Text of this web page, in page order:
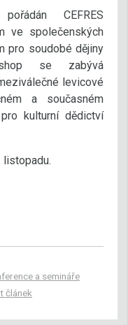
CEFRES
ve společenských
pro soudobé dějiny
se zabývá
levicové
a současném
kulturní dědictví
listopadu.
a semináře
článek